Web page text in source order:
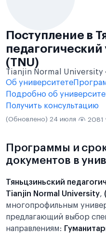
Поступление в
(TNU)
Tianjin Normal University
Об университете
Подробно об
Получить консультацию
(Обновлено) 24 июля 2081
Программы и
документов в
Тяньцзиньский
Tianjin Normal University,
многопрофильным
предлагающий выбор
направлениям: